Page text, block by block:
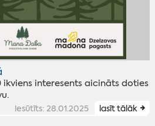
ikviens interesents aicināts doties
iesūtīts: 28.01.2025 lasīt tālāk